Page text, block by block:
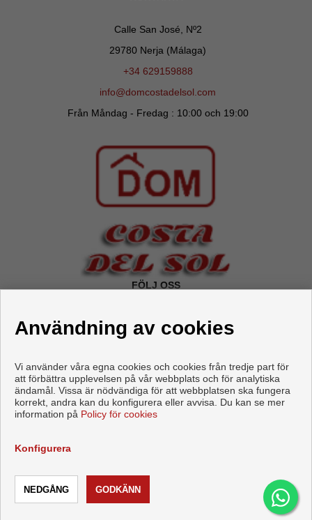
Calle San José, Nº2
29780 Nerja (Málaga)
+34 629159888
info@domcostadelsol.com
Från Måndag - Fredag : 10:00 och 19:00
FÖLJ OSS
Utvecklad av
Användning av cookies
Vi använder våra egna cookies och cookies från tredje part för
att förbättra upplevelsen på vår webbplats och för analytiska
ändamål. Vissa är nödvändiga för att webbplatsen ska fungera
korrekt, andra kan du konfigurera eller avvisa. Du kan se mer
information på Policy för cookies
Konfigurera